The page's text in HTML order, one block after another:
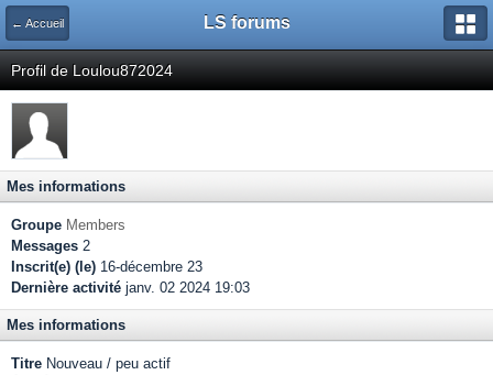
← Accueil LS forums
Profil de Loulou872024
Mes informations
Groupe Members
Messages 2
Inscrit(e) (le) 16-décembre 23
Dernière activité janv. 02 2024 19:03
Mes informations
Titre Nouveau / peu actif